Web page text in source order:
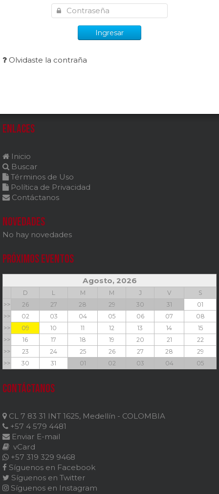
Ingresar
Olvidaste la contraña
Enlaces
Inicio
Buscar
Términos de Uso
Política de Privacidad
Contáctanos
Novedades
No hay novedades
Próximos Eventos
Agosto, 2026
D L M M J V
S
>>
26 27 28 29 30 31
01
>>
02 03 04 05 06 07
08
>>
09 10 11 12 13 14
15
>>
16 17 18 19 20 21
22
>>
23 24 25 26 27 28
29
>>
30 31 01 02 03 04 05
Contáctanos
CL 7 83 31 INT 1625, Medellín - COLOMBIA
+57 4 579 4481
Enviar E-mail
vCard
+57 319 329 9468
Síguenos en Facebook
Síguenos en Twitter
Síguenos en Instagram